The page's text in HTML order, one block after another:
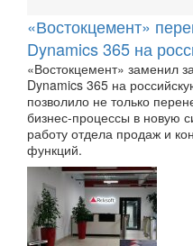
«Востокцемент»
Dynamics 365 на
«Востокцемент» заменил
Dynamics 365 на
позволило не только
бизнес-процессы в новую
работу отдела продаж и
функций.